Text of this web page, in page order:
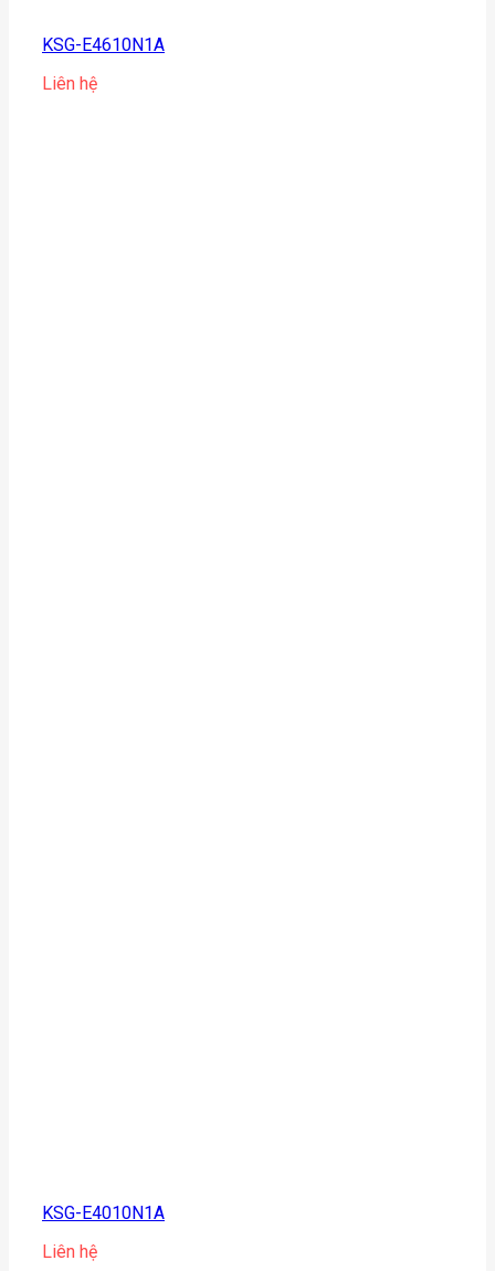
KSG-E4610N1A
Liên hệ
KSG-E4010N1A
Liên hệ